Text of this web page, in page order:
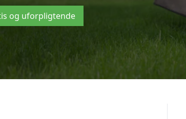
og uforpligtende